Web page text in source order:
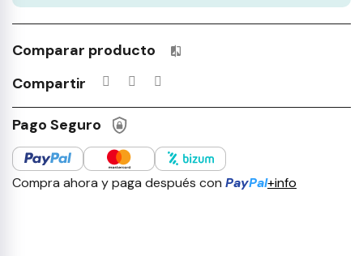
Comparar producto Productos incluidos en tu lista
Compartir
Pago Seguro
Compra ahora y paga después con PayPal+info